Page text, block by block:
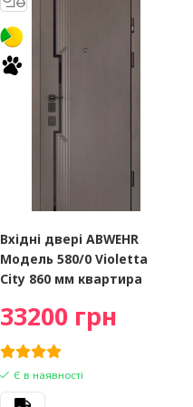
Вхідні двері ABWEHR
Модель 580/0 Violetta
City 860 мм квартира
33200 грн
Є в наявності